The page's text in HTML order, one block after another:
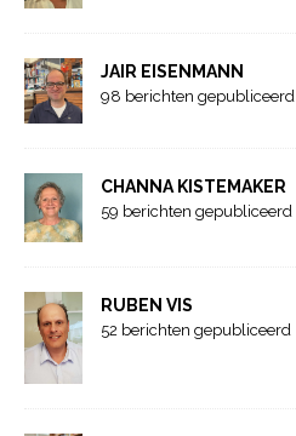
JAIR EISENMANN
98 berichten gepubliceerd
CHANNA KISTEMAKER
59 berichten gepubliceerd
RUBEN VIS
52 berichten gepubliceerd